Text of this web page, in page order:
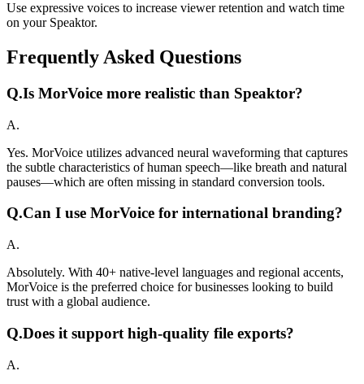
Use expressive voices to increase viewer retention and watch time
on your Speaktor.
Frequently Asked Questions
Q.Is MorVoice more realistic than Speaktor?
A.
Yes. MorVoice utilizes advanced neural waveforming that captures
the subtle characteristics of human speech—like breath and natural
pauses—which are often missing in standard conversion tools.
Q.Can I use MorVoice for international branding?
A.
Absolutely. With 40+ native-level languages and regional accents,
MorVoice is the preferred choice for businesses looking to build
trust with a global audience.
Q.Does it support high-quality file exports?
A.